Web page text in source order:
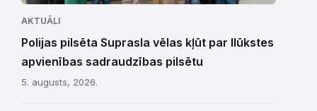
AKTUĀLI
Polijas pilsēta Suprasla vēlas kļūt par Ilūkstes
apvienības sadraudzības pilsētu
5. augusts, 2026.